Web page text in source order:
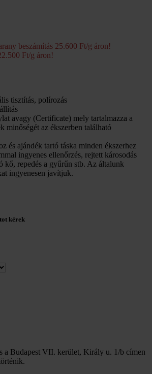
beszámítás 25.600 Ft/g áron!
Ft/g áron!
tisztítás, polírozás
avagy (Certificate) mely tartalmazza a
minőségét az ékszerben található
és ajándék tartó táska minden ékszerhez
ingyenes ellenőrzés, rejtett károsodás
kő, repedés a gyűrűn stb. Az általunk
ingyenesen javítjuk.
kérek
a Budapest VII. kerület, Király u. 1/b címen